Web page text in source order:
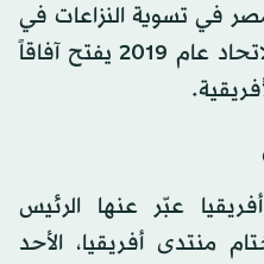
في تسوية النزاعات في
أفريقيا، واعتبر أن ترؤسها الاتحاد عام 2019 يفتح آفاقاً
عبّر عنها الرئيس
منتدى أفريقيا، الأحد